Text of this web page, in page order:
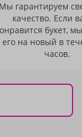
Мы гарантируем
качество. Если
букет,
его на новый в
часов.